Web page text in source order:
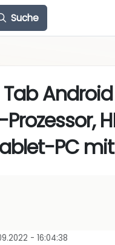
Suche
Android
PC
- 16:04:38